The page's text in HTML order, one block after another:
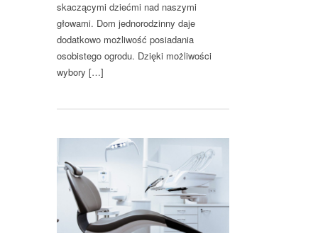
skaczącymi dziećmi nad naszymi
głowami. Dom jednorodzinny daje
dodatkowo możliwość posiadania
osobistego ogrodu. Dzięki możliwości
wybory […]